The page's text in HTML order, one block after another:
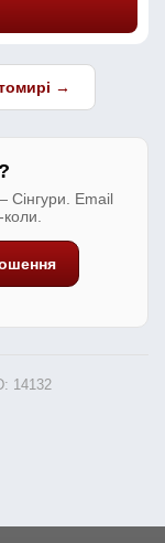
→
Email
14132